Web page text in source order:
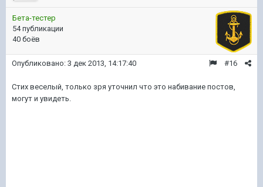
Бета-тестер
54 публикации
40 боёв
#16
Опубликовано: 3 дек 2013, 14:17:40
Стих веселый, только зря уточнил что это набивание постов,
могут и увидеть.